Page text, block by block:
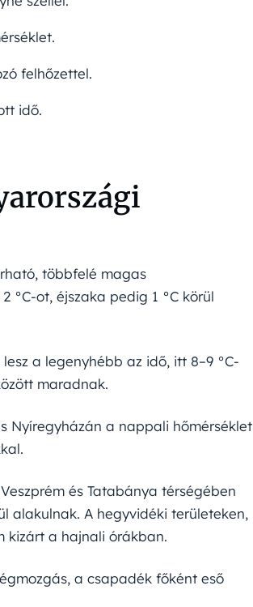
felhőzettel.
idő.
többfelé magas
°C-ot, éjszaka pedig 1 °C körül
a legenyhébb az idő, itt 8–9 °C-
maradnak.
Nyíregyházán a nappali hőmérséklet
és Tatabánya térségében
alakulnak. A hegyvidéki területeken,
kizárt a hajnali órákban.
a csapadék főként eső